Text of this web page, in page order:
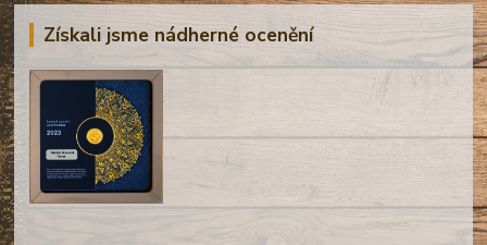
Získali jsme nádherné ocenění